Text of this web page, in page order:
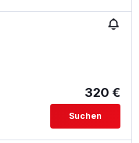
320 €
Suchen